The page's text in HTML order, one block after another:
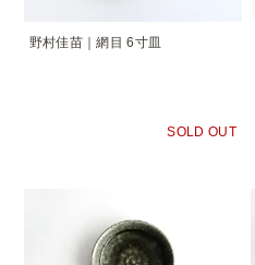
野村佳苗｜網目 6寸皿
SOLD OUT